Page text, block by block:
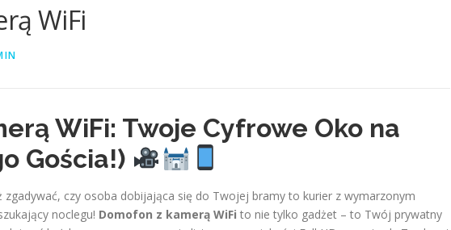
WiFi
WiFi: Twoje Cyfrowe Oko na
Gościa!)
czy osoba dobijająca się do Twojej bramy to kurier z wymarzonym
noclegu! Domofon z kamerą WiFi to nie tylko gadżet – to Twój prywatny